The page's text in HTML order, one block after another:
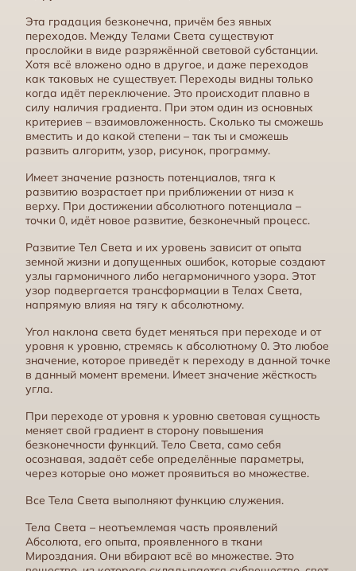
Эта градация безконечна, причём без явных
переходов. Между Телами Света существуют
прослойки в виде разряжённой световой субстанции.
Хотя всё вложено одно в другое, и даже переходов
как таковых не существует. Переходы видны только
когда идёт переключение. Это происходит плавно в
силу наличия градиента. При этом один из основных
критериев – взаимовложенность. Сколько ты сможешь
вместить и до какой степени – так ты и сможешь
развить алгоритм, узор, рисунок, программу.
Имеет значение разность потенциалов, тяга к
развитию возрастает при приближении от низа к
верху. При достижении абсолютного потенциала –
точки 0, идёт новое развитие, безконечный процесс.
Развитие Тел Света и их уровень зависит от опыта
земной жизни и допущенных ошибок, которые создают
узлы гармоничного либо негармоничного узора. Этот
узор подвергается трансформации в Телах Света,
напрямую влияя на тягу к абсолютному.
Угол наклона света будет меняться при переходе и от
уровня к уровню, стремясь к абсолютному 0. Это любое
значение, которое приведёт к переходу в данной точке
в данный момент времени. Имеет значение жёсткость
угла.
При переходе от уровня к уровню световая сущность
меняет свой градиент в сторону повышения
безконечности функций. Тело Света, само себя
осознавая, задаёт себе определённые параметры,
через которые оно может проявиться во множестве.
Все Тела Света выполняют функцию служения.
Тела Света – неотъемлемая часть проявлений
Абсолюта, его опыта, проявленного в ткани
Мироздания. Они вбирают всё во множестве. Это
Сжатие Огня